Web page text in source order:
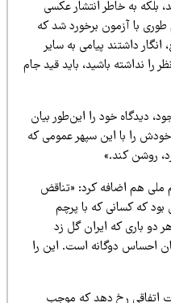
به خاطر انتشار عکسی
با آزمون برخورد شد که
پیامی به سایر
باشید، باید قید جام
خود را این‌طور بیان
با این سپهر عمومی که
کند.»
هم اضافه کرد: «تناقض
کسانی که با پرچم
که ایران گل زد
دوگانه است. این را
رخ دهد که موجب